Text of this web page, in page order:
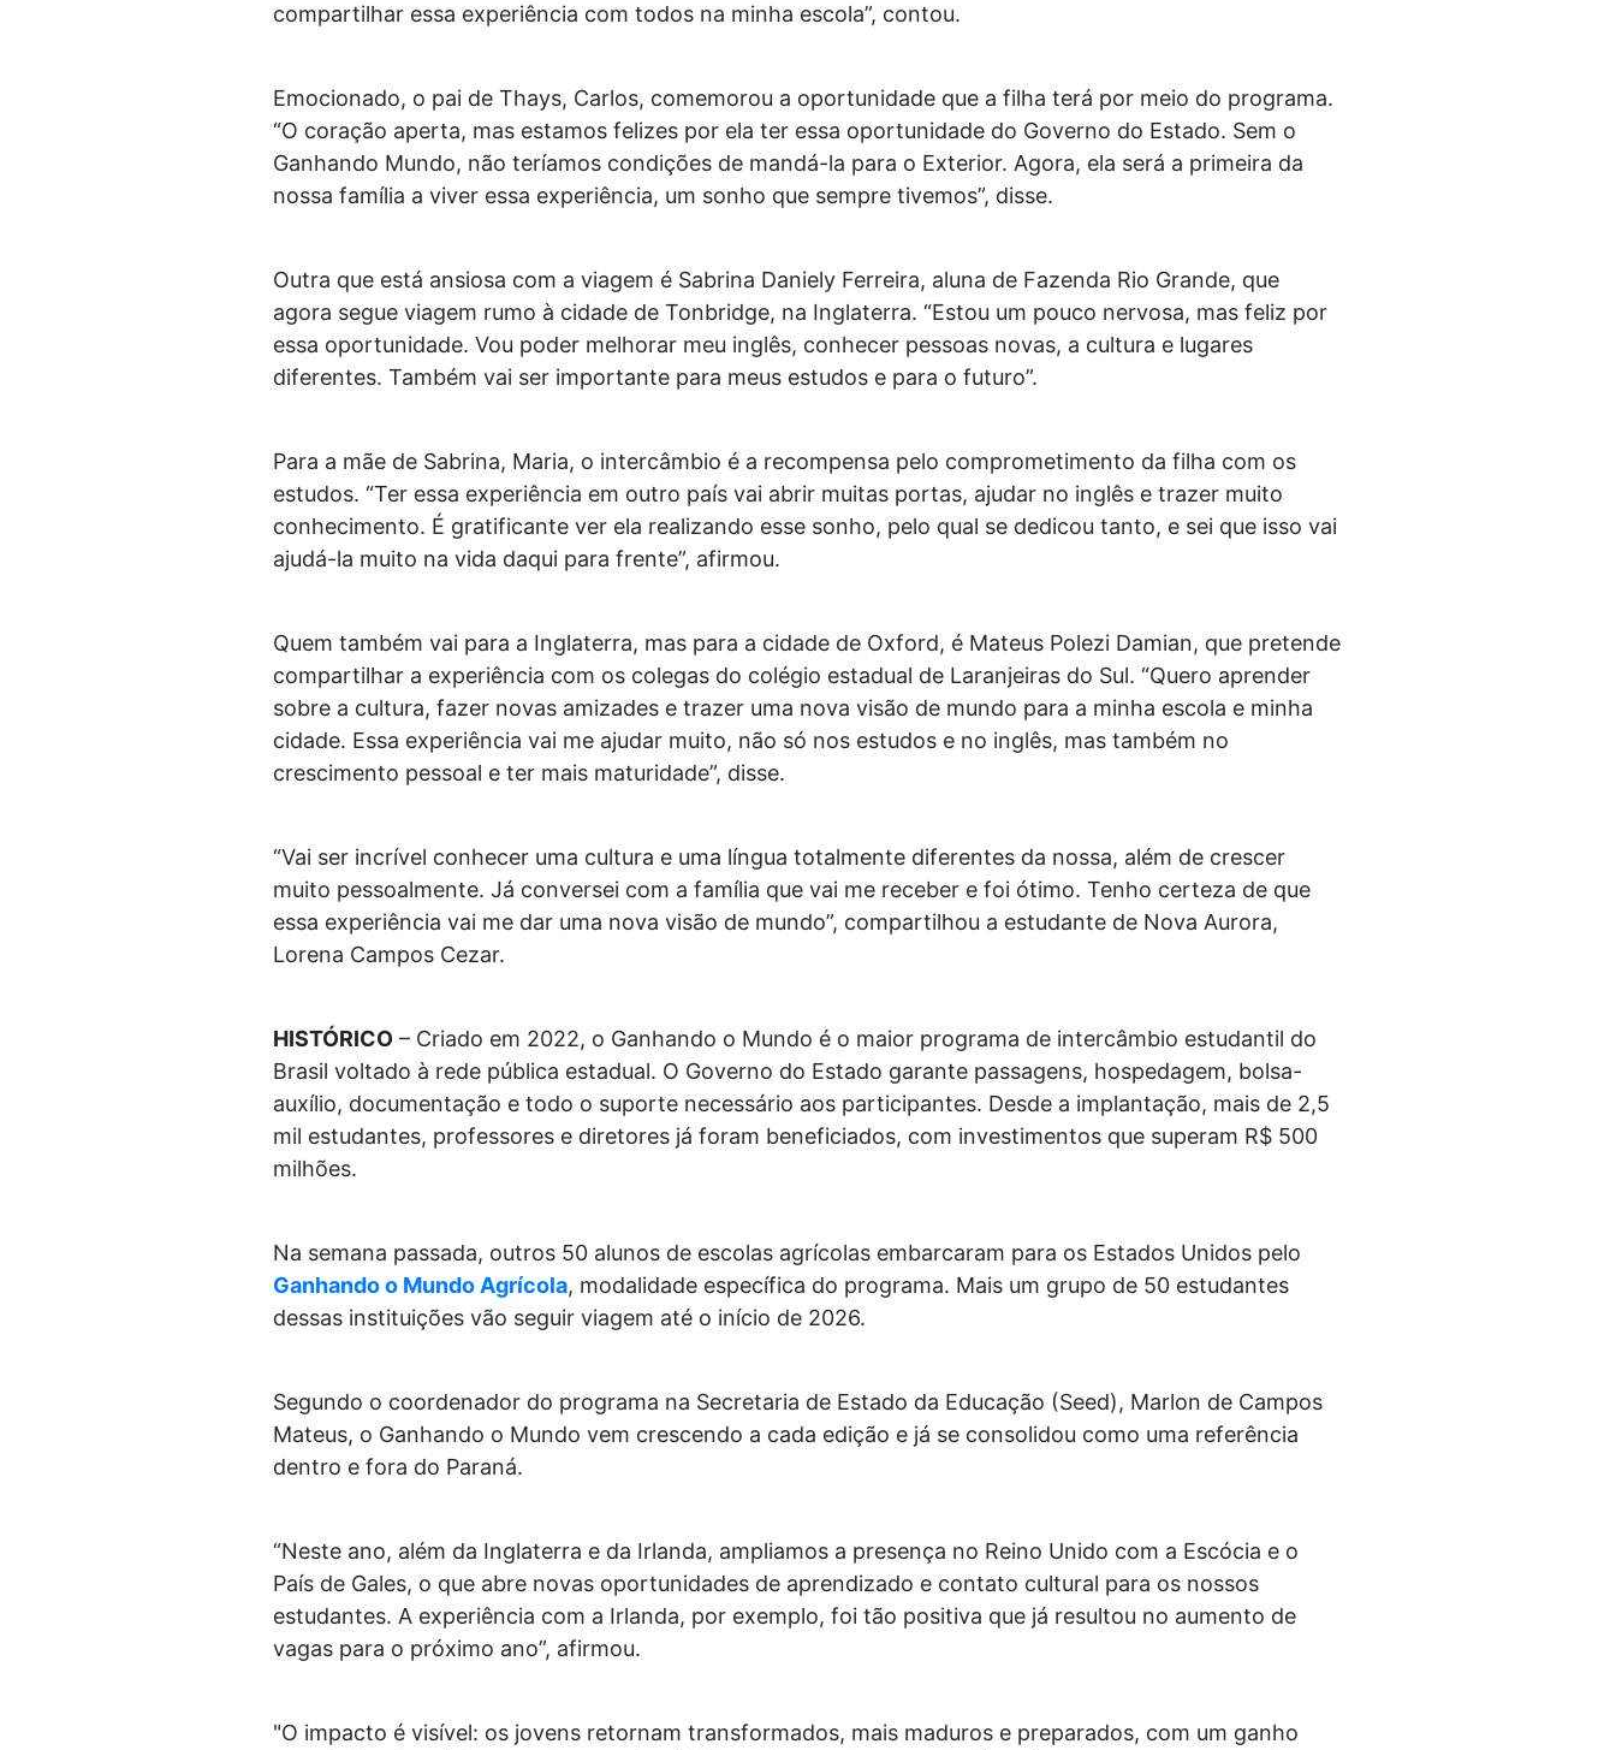
compartilhar essa experiência com todos na minha escola”, contou.
Emocionado, o pai de Thays, Carlos, comemorou a oportunidade que a filha terá por meio do programa.
“O coração aperta, mas estamos felizes por ela ter essa oportunidade do Governo do Estado. Sem o
Ganhando Mundo, não teríamos condições de mandá-la para o Exterior. Agora, ela será a primeira da
nossa família a viver essa experiência, um sonho que sempre tivemos”, disse.
Outra que está ansiosa com a viagem é Sabrina Daniely Ferreira, aluna de Fazenda Rio Grande, que
agora segue viagem rumo à cidade de Tonbridge, na Inglaterra. “Estou um pouco nervosa, mas feliz por
essa oportunidade. Vou poder melhorar meu inglês, conhecer pessoas novas, a cultura e lugares
diferentes. Também vai ser importante para meus estudos e para o futuro”.
Para a mãe de Sabrina, Maria, o intercâmbio é a recompensa pelo comprometimento da filha com os
estudos. “Ter essa experiência em outro país vai abrir muitas portas, ajudar no inglês e trazer muito
conhecimento. É gratificante ver ela realizando esse sonho, pelo qual se dedicou tanto, e sei que isso vai
ajudá-la muito na vida daqui para frente”, afirmou.
Quem também vai para a Inglaterra, mas para a cidade de Oxford, é Mateus Polezi Damian, que pretende
compartilhar a experiência com os colegas do colégio estadual de Laranjeiras do Sul. “Quero aprender
sobre a cultura, fazer novas amizades e trazer uma nova visão de mundo para a minha escola e minha
cidade. Essa experiência vai me ajudar muito, não só nos estudos e no inglês, mas também no
crescimento pessoal e ter mais maturidade”, disse.
“Vai ser incrível conhecer uma cultura e uma língua totalmente diferentes da nossa, além de crescer
muito pessoalmente. Já conversei com a família que vai me receber e foi ótimo. Tenho certeza de que
essa experiência vai me dar uma nova visão de mundo”, compartilhou a estudante de Nova Aurora,
Lorena Campos Cezar.
HISTÓRICO – Criado em 2022, o Ganhando o Mundo é o maior programa de intercâmbio estudantil do
Brasil voltado à rede pública estadual. O Governo do Estado garante passagens, hospedagem, bolsa-
auxílio, documentação e todo o suporte necessário aos participantes. Desde a implantação, mais de 2,5
mil estudantes, professores e diretores já foram beneficiados, com investimentos que superam R$ 500
milhões.
Na semana passada, outros 50 alunos de escolas agrícolas embarcaram para os Estados Unidos pelo
Ganhando o Mundo Agrícola, modalidade específica do programa. Mais um grupo de 50 estudantes
dessas instituições vão seguir viagem até o início de 2026.
Segundo o coordenador do programa na Secretaria de Estado da Educação (Seed), Marlon de Campos
Mateus, o Ganhando o Mundo vem crescendo a cada edição e já se consolidou como uma referência
dentro e fora do Paraná.
“Neste ano, além da Inglaterra e da Irlanda, ampliamos a presença no Reino Unido com a Escócia e o
País de Gales, o que abre novas oportunidades de aprendizado e contato cultural para os nossos
estudantes. A experiência com a Irlanda, por exemplo, foi tão positiva que já resultou no aumento de
vagas para o próximo ano”, afirmou.
"O impacto é visível: os jovens retornam transformados, mais maduros e preparados, com um ganho